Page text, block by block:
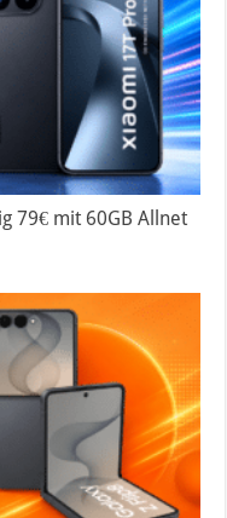
79€ mit 60GB Allnet